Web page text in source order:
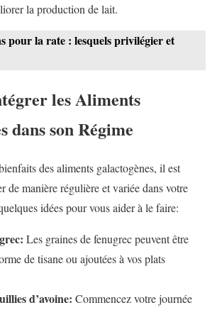
la production de lait.
pour la rate : lesquels privilégier et
les Aliments
dans son Régime
des aliments galactogènes, il est
de manière régulière et variée dans votre
idées pour vous aider à le faire:
Les graines de fenugrec peuvent être
de tisane ou ajoutées à vos plats
d’avoine: Commencez votre journée